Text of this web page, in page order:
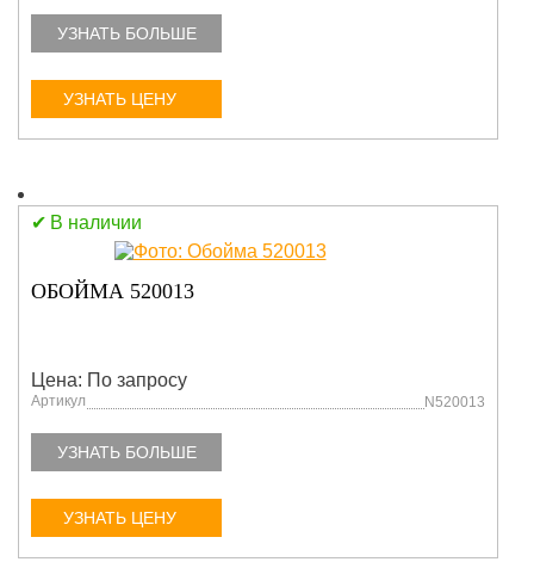
УЗНАТЬ БОЛЬШЕ
УЗНАТЬ ЦЕНУ
В наличии
ОБОЙМА 520013
Цена: По запросу
Артикул N520013
УЗНАТЬ БОЛЬШЕ
УЗНАТЬ ЦЕНУ